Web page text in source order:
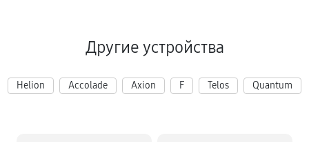
Другие устройства
Helion Accolade Axion F Telos Quantum